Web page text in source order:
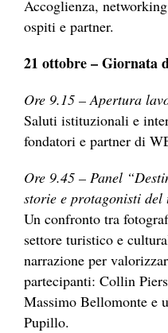
Accoglienza,
ospiti e partner.
21 ottobre – Giornata
Ore 9.15 – Apertura
Saluti istituzionali e
fondatori e partner di
Ore 9.45 – Panel
storie e protagonisti
Un confronto tra
settore turistico e
narrazione per
partecipanti: Collin
Massimo Bellomonte e
Pupillo.